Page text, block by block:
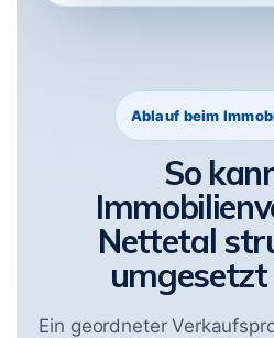
Ablauf beim
So
Nettetal
Ein geordneter